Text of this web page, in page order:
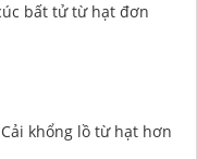
bất tử từ hạt đơn
khổng lồ từ hạt hơn